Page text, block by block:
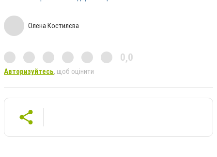
Олена Костилєва
0,0
Авторизуйтесь, щоб оцінити